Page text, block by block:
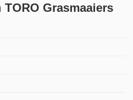
Grasmaaiers